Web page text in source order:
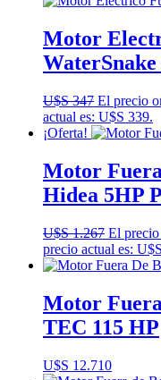
Motor
U$S347 El precio
actual es: U$S 339.
¡Oferta!
Motor
Hidea 5HP
U$S1.267 El
precio actual es:
Motor
TEC 115 HP
U$S 12.710